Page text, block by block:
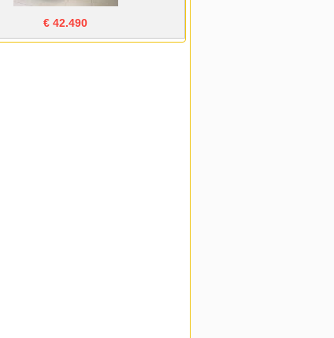
€ 42.490